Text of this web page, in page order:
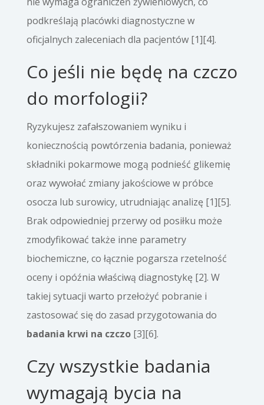
podkreślają placówki diagnostyczne w
oficjalnych zaleceniach dla pacjentów [1][4].
Co jeśli nie będę na czczo
do morfologii?
Ryzykujesz zafałszowaniem wyniku i
koniecznością powtórzenia badania, ponieważ
składniki pokarmowe mogą podnieść glikemię
oraz wywołać zmiany jakościowe w próbce
osocza lub surowicy, utrudniając analizę [1][5].
Brak odpowiedniej przerwy od posiłku może
zmodyfikować także inne parametry
biochemiczne, co łącznie pogarsza rzetelność
oceny i opóźnia właściwą diagnostykę [2]. W
takiej sytuacji warto przełożyć pobranie i
zastosować się do zasad przygotowania do
badania krwi na czczo[3][6].
Czy wszystkie badania
wymagają bycia na